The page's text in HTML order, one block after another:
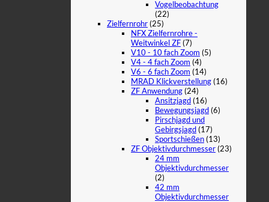
Vogelbeobachtung
(22)
Zielfernrohr(25)
NFX Zielfernrohre -
Weitwinkel ZF(7)
V10 - 10 fach Zoom (5)
V4 - 4 fach Zoom (4)
V6 - 6 fach Zoom (14)
MRAD Klickverstellung(16)
ZF Anwendung(24)
Ansitzjagd(16)
Bewegungsjagd(6)
Pirschjagd und
Gebirgsjagd(17)
Sportschießen(13)
ZF Objektivdurchmesser(23)
24 mm
Objektivdurchmesser
(2)
42 mm
Objektivdurchmesser